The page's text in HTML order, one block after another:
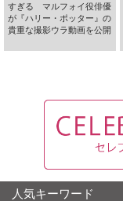
すぎる マルフォイ役俳優
が『ハリー・ポッター』の
貴重な撮影ウラ動画を公開
人気キーワード